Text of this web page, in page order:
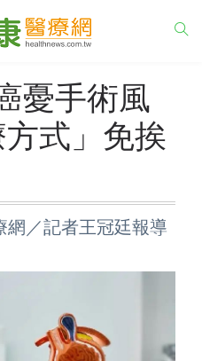
憂手術風
式」免挨
／記者王冠廷報導